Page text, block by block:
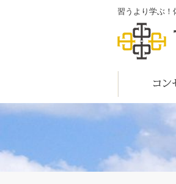
習うより学ぶ！